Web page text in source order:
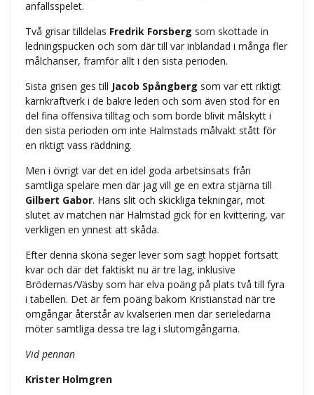
anfallsspelet.
Två grisar tilldelas Fredrik Forsberg som skottade in
ledningspucken och som där till var inblandad i många fler
målchanser, framför allt i den sista perioden.
Sista grisen ges till Jacob Spångberg som var ett riktigt
kärnkraftverk i de bakre leden och som även stod för en
del fina offensiva tilltag och som borde blivit målskytt i
den sista perioden om inte Halmstads målvakt stått för
en riktigt vass räddning.
Men i övrigt var det en idel goda arbetsinsats från
samtliga spelare men där jag vill ge en extra stjärna till
Gilbert Gabor. Hans slit och skickliga tekningar, mot
slutet av matchen när Halmstad gick för en kvittering, var
verkligen en ynnest att skåda.
Efter denna sköna seger lever som sagt hoppet fortsatt
kvar och där det faktiskt nu är tre lag, inklusive
Brödernas/Väsby som har elva poäng på plats två till fyra
i tabellen. Det är fem poäng bakom Kristianstad när tre
omgångar återstår av kvalserien men där serieledarna
möter samtliga dessa tre lag i slutomgångarna.
Vid pennan
Krister Holmgren